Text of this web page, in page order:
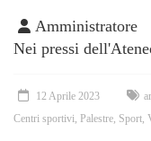
Amministratore
Nei pressi
12 Aprile 2023
Centri sportivi Palestre Sport